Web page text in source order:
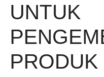
UNTUK
PRODUK